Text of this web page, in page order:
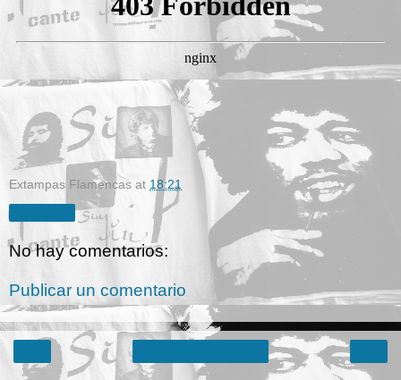
Extampas Flamencas at 18:21
No hay comentarios:
Publicar un comentario